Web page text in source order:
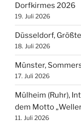
Dorfkirmes 2026
19. Juli 2026
Düsseldorf,
18. Juli 2026
Münster,
17. Juli 2026
Mülheim (Ruhr),
dem Motto
11. Juli 2026